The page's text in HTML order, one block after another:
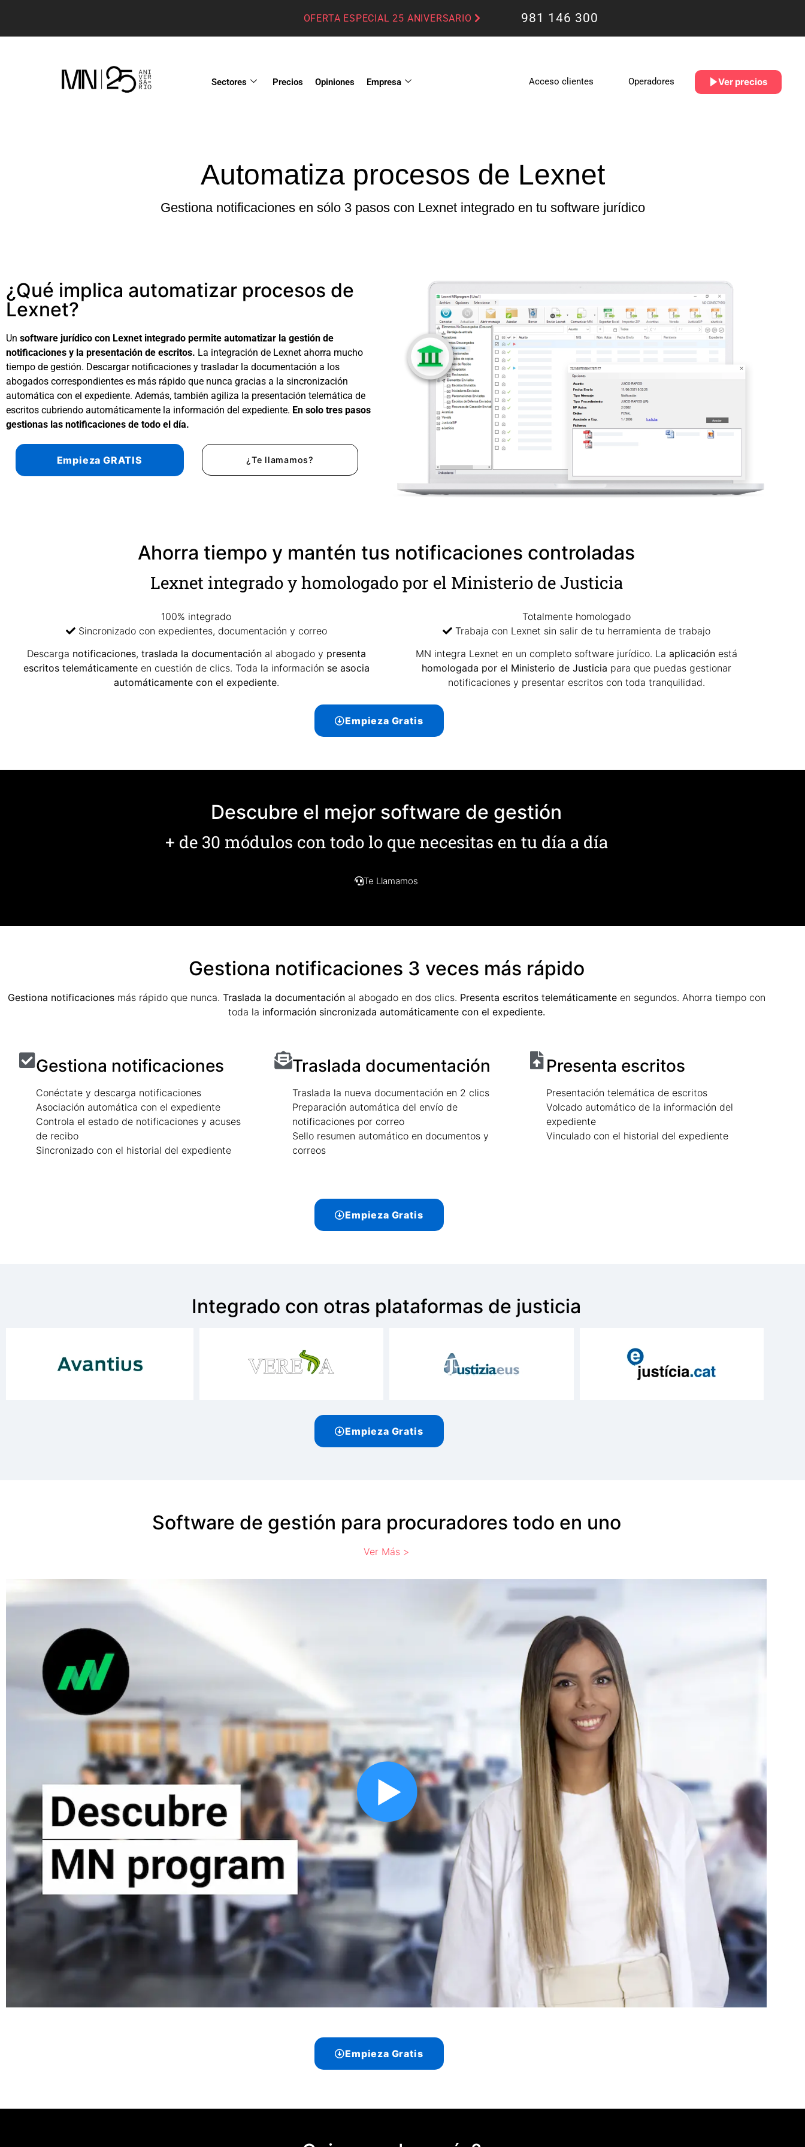
OFERTA ESPECIAL 25 ANIVERSARIO 981 146 300
Sectores Precios Opiniones Empresa Acceso clientes Operadores Ver precios
Automatiza procesos de Lexnet
Gestiona notificaciones en sólo 3 pasos con Lexnet integrado en tu software jurídico
¿Qué implica automatizar procesos de
Lexnet?
Un software jurídico con Lexnet integrado permite automatizar la gestión de
notificaciones y la presentación de escritos. La integración de Lexnet ahorra mucho
tiempo de gestión. Descargar notificaciones y trasladar la documentación a los
abogados correspondientes es más rápido que nunca gracias a la sincronización
automática con el expediente. Además, también agiliza la presentación telemática de
escritos cubriendo automáticamente la información del expediente. En solo tres pasos
gestionas las notificaciones de todo el día.
Empieza GRATIS ¿Te llamamos?
Ahorra tiempo y mantén tus notificaciones controladas
Lexnet integrado y homologado por el Ministerio de Justicia
100% integrado
Sincronizado con expedientes, documentación y correo
Descarga notificaciones, traslada la documentaciónal abogado y presenta
escritos telemáticamenteen cuestión de clics. Toda la información se asocia
automáticamente con el expediente.
Totalmente homologado
Trabaja con Lexnet sin salir de tu herramienta de trabajo
MN integra Lexnet en un completo software jurídico. La aplicación está
homologada por el Ministerio de Justicia para que puedas gestionar
notificaciones y presentar escritos con toda tranquilidad.
Empieza Gratis
Descubre el mejor software de gestión
+ de 30 módulos con todo lo que necesitas en tu día a día
Te Llamamos
Gestiona notificaciones 3 veces más rápido
Gestiona notificacionesmás rápido que nunca. Traslada la documentación al abogado en dos clics. Presenta escritos telemáticamenteen segundos. Ahorra tiempo con
toda la información sincronizada automáticamente con el expediente.
Gestiona notificaciones
Conéctate y descarga notificaciones
Asociación automática con el expediente
Controla el estado de notificaciones y acuses
de recibo
Sincronizado con el historial del expediente
Traslada documentación
Traslada la nueva documentación en 2 clics
Preparación automática del envío de
notificaciones por correo
Sello resumen automático en documentos y
correos
Presenta escritos
Presentación telemática de escritos
Volcado automático de la información del
expediente
Vinculado con el historial del expediente
Empieza Gratis
Integrado con otras plataformas de justicia
Empieza Gratis
Software de gestión para procuradores todo en uno
Ver Más >
Empieza Gratis